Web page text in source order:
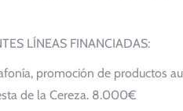
LÍNEAS FINANCIADAS:
promoción de productos
de la Cereza. 8.000€